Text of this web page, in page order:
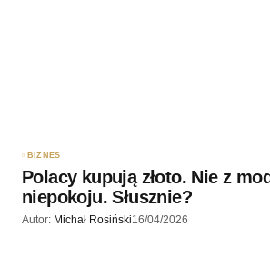
BIZNES
Polacy kupują złoto. Nie z
niepokoju. Słusznie?
Autor: Michał Rosiński16/04/2026